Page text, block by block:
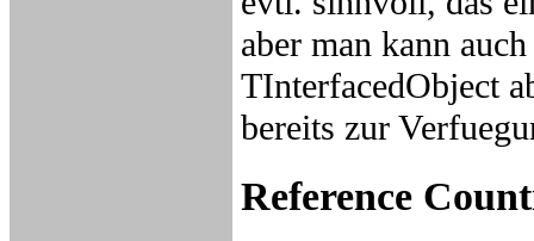
aber man kann
TInterfacedObject
bereits zur
Reference